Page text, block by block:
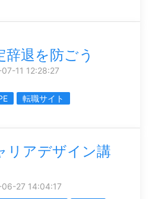
辞退を防ごう
11 12:28:27
転職サイト
リアデザイン講
27 14:04:17